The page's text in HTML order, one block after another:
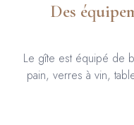
Des
Le gîte est équipé de
pain, verres à vin,